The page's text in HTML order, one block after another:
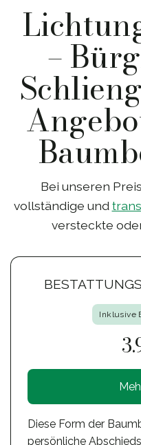
–
Bei unseren
vollständige und
versteckte
Inklusive
Diese Form der
persönliche